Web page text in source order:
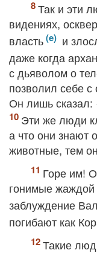
Так и эти
видениях,
власть
и
даже когда
с дьяволом о
позволил себе с
Он лишь сказал:
Эти же люди
а что они знают
животные, тем
Горе им!
гонимые
заблуждение
погибают как
Такие